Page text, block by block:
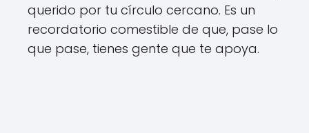
querido por tu círculo cercano. Es un
recordatorio comestible de que, pase lo
que pase, tienes gente que te apoya.